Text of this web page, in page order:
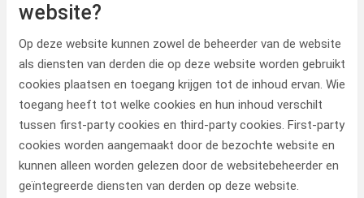
website?
Op deze website kunnen zowel de beheerder van de website
als diensten van derden die op deze website worden gebruikt
cookies plaatsen en toegang krijgen tot de inhoud ervan. Wie
toegang heeft tot welke cookies en hun inhoud verschilt
tussen first-party cookies en third-party cookies. First-party
cookies worden aangemaakt door de bezochte website en
kunnen alleen worden gelezen door de websitebeheerder en
geïntegreerde diensten van derden op deze website.